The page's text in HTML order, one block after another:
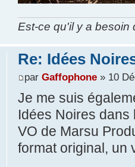
Est-ce qu'il y a besoin
Re: Idées
par Gaffophone» 10
Je me suis
Idées Noires dans
VO de Marsu
format original, un